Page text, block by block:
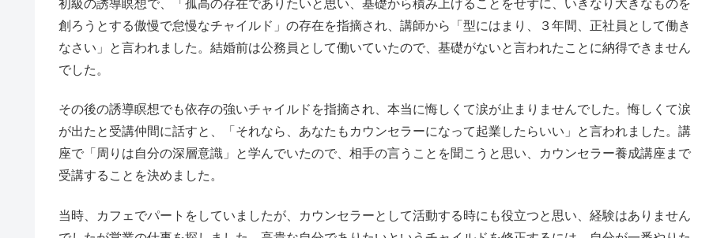
初級の誘導瞑想で、「孤高の存在でありたいと思い、基礎から積み上げることをせずに、いきなり大きなものを
創ろうとする傲慢で怠慢なチャイルド」の存在を指摘され、講師から「型にはまり、３年間、正社員として働き
なさい」と言われました。結婚前は公務員として働いていたので、基礎がないと言われたことに納得できません
でした。
その後の誘導瞑想でも依存の強いチャイルドを指摘され、本当に悔しくて涙が止まりませんでした。悔しくて涙
が出たと受講仲間に話すと、「それなら、あなたもカウンセラーになって起業したらいい」と言われました。講
座で「周りは自分の深層意識」と学んでいたので、相手の言うことを聞こうと思い、カウンセラー養成講座まで
受講することを決めました。
当時、カフェでパートをしていましたが、カウンセラーとして活動する時にも役立つと思い、経験はありません